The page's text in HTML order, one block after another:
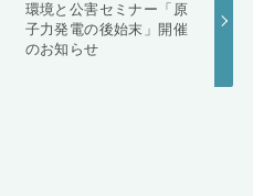
環境と公害セミナー「原
子力発電の後始末」開催
のお知らせ